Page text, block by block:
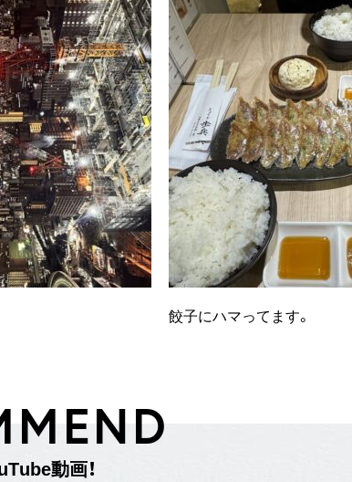
餃子にハマってます。
MEND
Tube動画！